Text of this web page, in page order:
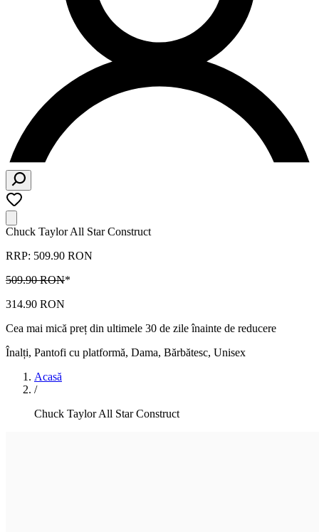
Chuck Taylor All Star Construct
RRP: 509.90 RON
509.90 RON*
314.90 RON
Cea mai mică preț din ultimele 30 de zile înainte de reducere
Înalți, Pantofi cu platformă, Dama, Bărbătesc, Unisex
Acasă
/
Chuck Taylor All Star Construct